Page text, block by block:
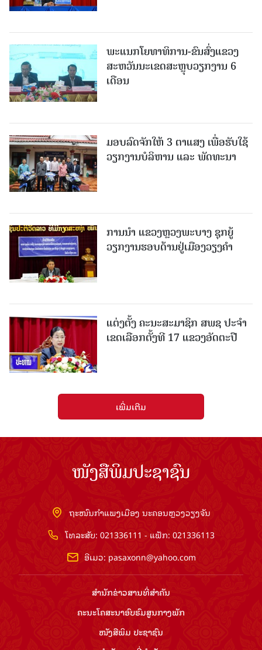
ພະແນກໂຍທາທິການ-ຂົນສົ່ງແຂວງ
ສະຫວັນນະເຂດສະຫຼຸບວຽກງານ 6
ເດືອນ
ມອບລົດຈັກໃຫ້ 3 ຕາແສງ ເພື່ອຮັບໃຊ້
ວຽກງານບໍລິຫານ ແລະ ພັດທະນາ
ການນຳ ແຂວງຫຼວງພະບາງ ຊຸກຍູ້
ວຽກງານຮອບດ້ານຢູ່ເມືອງວຽງຄໍາ
ແຕ່ງຕັ້ງ ຄະນະສະມາຊິກ ສພຊ ປະຈຳ
ເຂດເລືອກຕັ້ງທີ 17 ແຂວງອັດຕະປື
ເພີ່ມເຕີມ
ໜັງສືພິມປະຊາຊົນ
ຖະໜົນກຳແພງເມືອງ ນະຄອນຫຼວງວຽງຈັນ
ໂທລະສັບ: 021336111 - ແຟັກ: 021336113
ອີເມວ: pasaxonn@yahoo.com
ສຳ​ນັກ​ຂ່າວ​ສານ​ທີ່​ສຳ​ຄັນ​
ຄະນະໂຄສະນາອົບຮົມ​ສູນ​ກາງ​ພັກ
ໜັງສືພິມ ປະ​ຊາ​ຊົນ